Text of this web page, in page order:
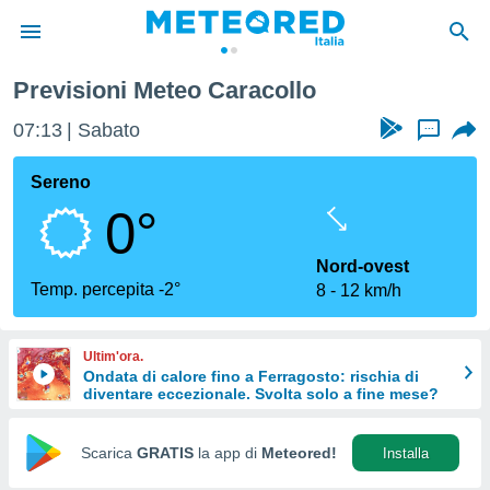
di
per
le
di
Web
Previsioni Meteo Caracollo
07:13 Sabato ...
Sereno
0°
Temp. percepita -2°
Nord-ovest
8
12 km/h
Ultim'ora.
Ondata di calore fino a Ferragosto: rischia di
diventare eccezionale. Svolta solo a fine mese?
Scarica GRATIS la app di Meteored! Installa